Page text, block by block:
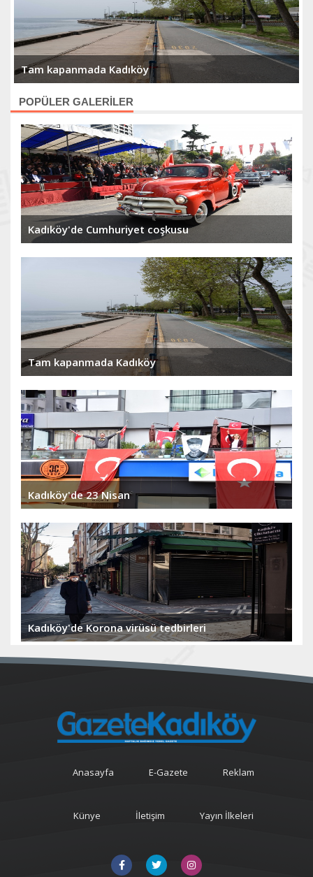
Tam kapanmada Kadıköy
POPÜLER GALERİLER
Kadıköy'de Cumhuriyet coşkusu
Tam kapanmada Kadıköy
Kadıköy'de 23 Nisan
Kadıköy'de Korona virüsü tedbirleri
Anasayfa E-Gazete Reklam
Künye İletişim Yayın İlkeleri